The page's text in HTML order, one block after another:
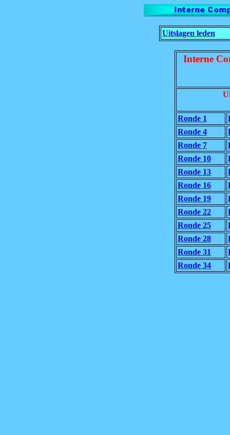
Uitslagen leden
Interne
Ronde 1
Ronde 4
Ronde 7
Ronde 10
Ronde 13
Ronde 16
Ronde 19
Ronde 22
Ronde 25
Ronde 28
Ronde 31
Ronde 34